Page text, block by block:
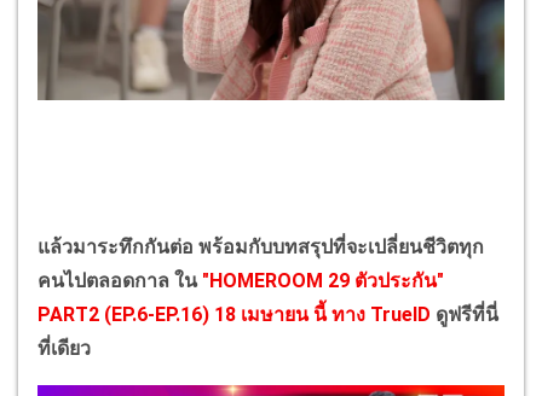
แล้วมาระทึกกันต่อ พร้อมกับบทสรุปที่จะเปลี่ยนชีวิตทุก
คนไปตลอดกาล ใน "HOMEROOM 29 ตัวประกัน"
PART2 (EP.6-EP.16) 18 เมษายน นี้ ทาง TrueID ดูฟรีที่นี่
ที่เดียว